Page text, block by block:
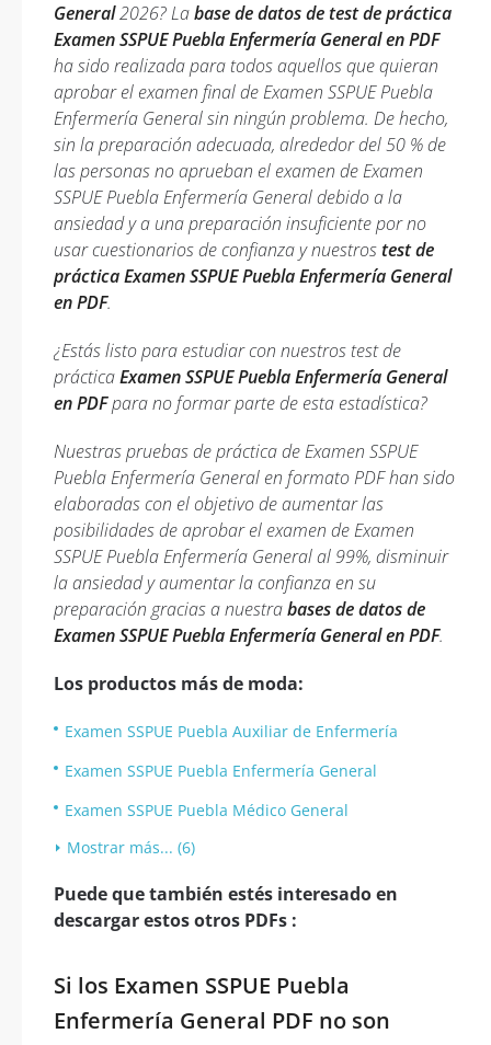
General2026? Labase de datos de test de práctica
Examen SSPUE Puebla Enfermería General en PDF
ha sido realizada para todos aquellos que quieran
aprobar el examen final de Examen SSPUE Puebla
Enfermería General sin ningún problema. De hecho,
sin la preparación adecuada, alrededor del 50 % de
las personas no aprueban el examen de Examen
SSPUE Puebla Enfermería General debido a la
ansiedad y a una preparación insuficiente por no
usar cuestionarios de confianza y nuestros test de
práctica Examen SSPUE Puebla Enfermería General
en PDF.
¿Estás listo para estudiar con nuestros test de
prácticaExamen SSPUE Puebla Enfermería General
en PDFpara no formar parte de esta estadística?
Nuestras pruebas de práctica de Examen SSPUE
Puebla Enfermería General en formato PDF han sido
elaboradas con el objetivo de aumentar las
posibilidades de aprobar el examen de Examen
SSPUE Puebla Enfermería General al 99%, disminuir
la ansiedad y aumentar la confianza en su
preparación gracias a nuestrabases de datos de
Examen SSPUE Puebla Enfermería General en PDF.
Los productos más de moda:
Examen SSPUE Puebla Auxiliar de Enfermería
Examen SSPUE Puebla Enfermería General
Examen SSPUE Puebla Médico General
Mostrar más... (6)
Puede que también estés interesado en
descargar estos otros PDFs :
Si los Examen SSPUE Puebla
Enfermería General PDF no son